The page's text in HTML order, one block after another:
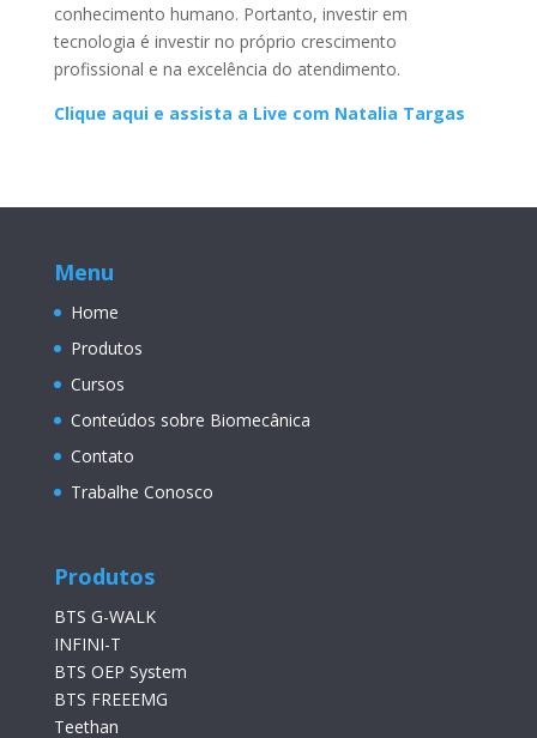
conhecimento humano. Portanto, investir em
tecnologia é investir no próprio crescimento
profissional e na excelência do atendimento.
Clique aqui e assista a Live com Natalia Targas
Menu
Home
Produtos
Cursos
Conteúdos sobre Biomecânica
Contato
Trabalhe Conosco
Produtos
BTS G-WALK
INFINI-T
BTS OEP System
BTS FREEEMG
Teethan